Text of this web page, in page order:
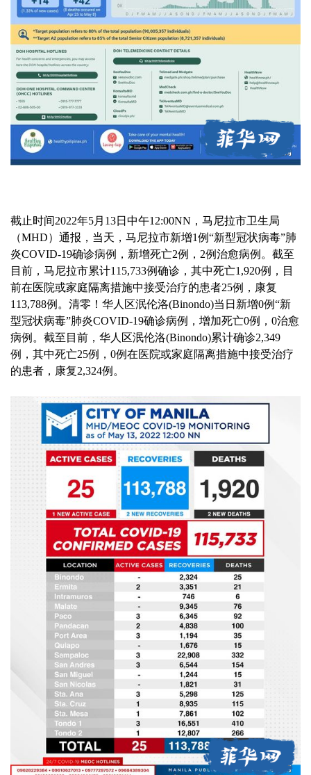
截止时间2022年5月13日中午12:00NN，马尼拉市卫生局
（MHD）通报，当天，马尼拉市新增1例“新型冠状病毒”肺
炎COVID-19确诊病例，新增死亡2例，2例治愈病例。截至
目前，马尼拉市累计115,733例确诊，其中死亡1,920例，目
前在医院或家庭隔离措施中接受治疗的患者25例，康复
113,788例。 清零！华人区泯伦洛(Binondo)当日新增0例“新
型冠状病毒”肺炎COVID-19确诊病例，增加死亡0例，0治愈
病例。截至目前，华人区泯伦洛(Binondo)累计确诊2,349
例，其中死亡25例，0例在医院或家庭隔离措施中接受治疗
的患者，康复2,324例。